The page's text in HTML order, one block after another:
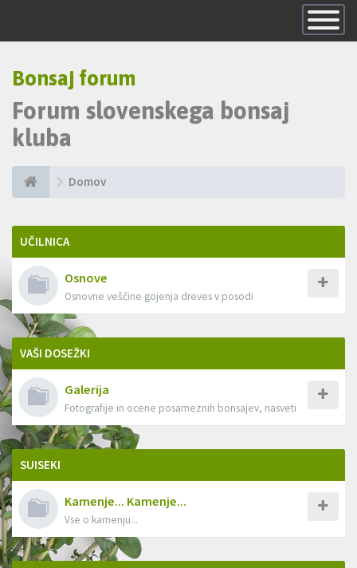
Skrij
navigacijo
Bonsaj forum
Forum slovenskega bonsaj
kluba
Domov
UČILNICA
Osnove
Osnovne veščine gojenja dreves v posodi
VAŠI DOSEŽKI
Galerija
Fotografije in ocene posameznih bonsajev, nasveti
SUISEKI
Kamenje... Kamenje...
Vse o kamenju...